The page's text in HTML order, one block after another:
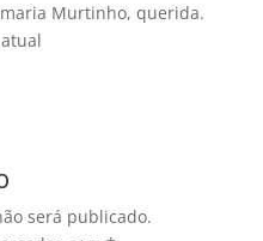
Murtinho, querida.
será publicado.